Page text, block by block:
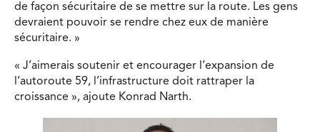
de façon sécuritaire de se mettre sur la route. Les gens
devraient pouvoir se rendre chez eux de manière
sécuritaire. »
« J’aimerais soutenir et encourager l’expansion de
l’autoroute 59, l’infrastructure doit rattraper la
croissance », ajoute Konrad Narth.